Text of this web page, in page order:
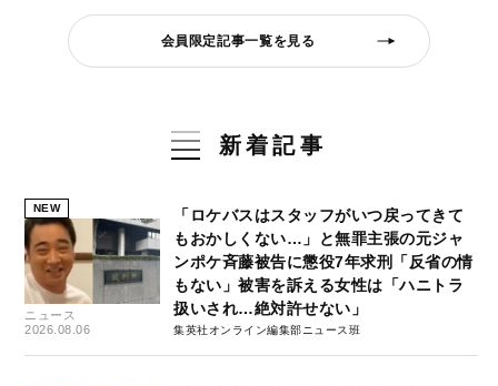
会員限定記事一覧を見る
新着記事
NEW
ニュース
2026.08.06
「ロケバスはスタッフがいつ戻ってきて
もおかしくない…」と無罪主張の元ジャ
ンポケ斉藤被告に懲役7年求刑「反省の情
もない」被害を訴える女性は「ハニトラ
扱いされ…絶対許せない」
集英社オンライン編集部ニュース班